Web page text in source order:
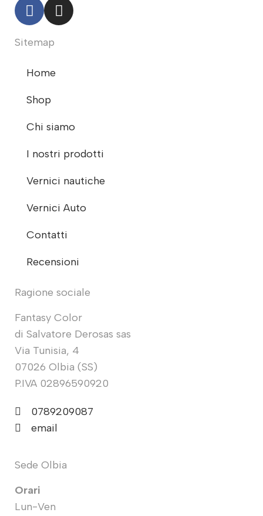
Sitemap
Home
Shop
Chi siamo
I nostri prodotti
Vernici nautiche
Vernici Auto
Contatti
Recensioni
Ragione sociale
Fantasy Color
di Salvatore Derosas sas
Via Tunisia, 4
07026 Olbia (SS)
P.IVA 02896590920
0789209087
email
Sede Olbia
Orari
Lun-Ven